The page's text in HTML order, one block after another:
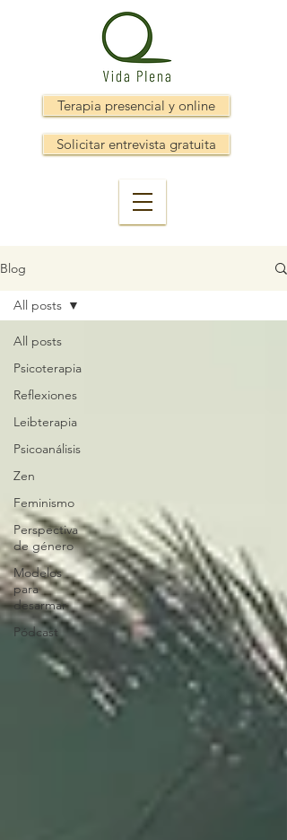
Terapia presencial y online
Solicitar entrevista gratuita
Blog
All posts
Psicoterapia
Reflexiones
Leibterapia
Psicoanálisis
Zen
Feminismo
Perspectiva
de género
Modelos
para
desarmar
Pódcast
All posts